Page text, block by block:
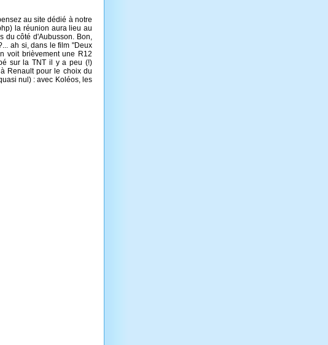
au site dédié à notre
la réunion aura lieu au
du côté d'Aubusson. Bon,
ah si, dans le film "Deux
voit brièvement une R12
sur la TNT il y a peu (!)
Renault pour le choix du
nul) : avec Koléos, les